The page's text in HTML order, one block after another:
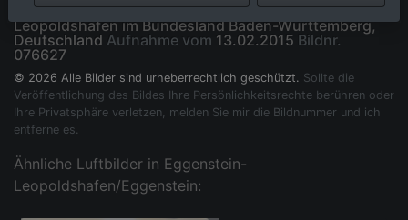
Eggenstein von Nordosten in Eggenstein-
Leopoldshafen im Bundesland Baden-Württemberg,
Deutschland Aufnahme vom 13.02.2015 Bildnr.
076627
© 2026 Alle Bilder sind urheberrechtlich geschützt. Sollte die
Veröffentlichung des Bildes Ihre Persönlichkeitsrechte berühren oder
Ihre Privatsphäre verletzen, melden Sie mir die Bildnummer und ich
entferne es.
Ähnliche Luftbilder in Eggenstein-
Leopoldshafen/Eggenstein: